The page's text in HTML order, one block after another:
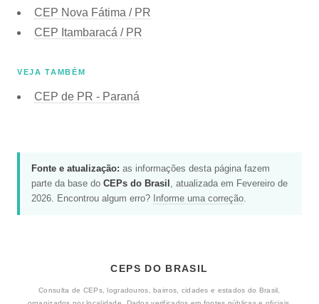
CEP Nova Fátima / PR
CEP Itambaracá / PR
VEJA TAMBÉM
CEP de PR - Paraná
Fonte e atualização: as informações desta página fazem
parte da base do CEPs do Brasil , atualizada em Fevereiro de
2026. Encontrou algum erro? Informe uma correção.
CEPS DO BRASIL
Consulta de CEPs, logradouros, bairros, cidades e estados do Brasil,